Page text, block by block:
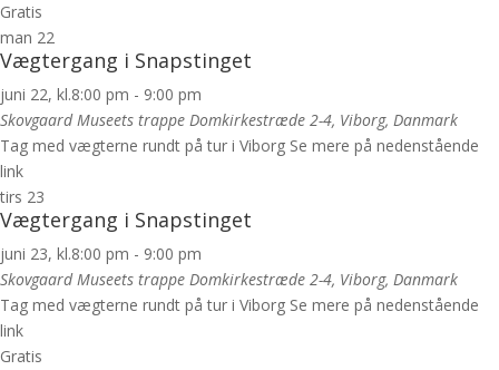
Gratis
man 22
Vægtergang i Snapstinget
juni 22, kl.8:00 pm - 9:00 pm
Skovgaard Museets trappe Domkirkestræde 2-4, Viborg, Danmark
Tag med vægterne rundt på tur i Viborg Se mere på nedenstående
link
tirs 23
Vægtergang i Snapstinget
juni 23, kl.8:00 pm - 9:00 pm
Skovgaard Museets trappe Domkirkestræde 2-4, Viborg, Danmark
Tag med vægterne rundt på tur i Viborg Se mere på nedenstående
link
Gratis